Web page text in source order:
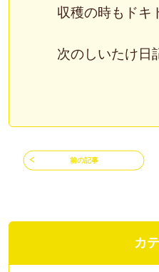
収穫の時もドキ
次のしいたけ日
前の記事
カ